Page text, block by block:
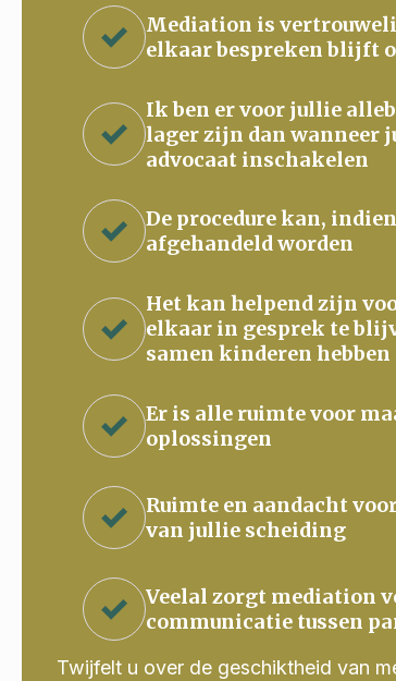
Mediation is
elkaar bespreken blijft
Ik ben er voor jullie
lager zijn dan wanneer
advocaat inschakelen
De procedure kan,
afgehandeld worden
Het kan helpend zijn
elkaar in gesprek te
samen kinderen hebben
Er is alle ruimte voor
oplossingen
Ruimte en aandacht
van jullie scheiding
Veelal zorgt mediation
communicatie tussen
Twijfelt u over de geschiktheid van